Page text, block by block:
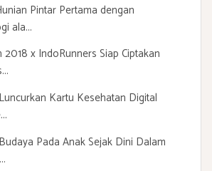
Pintar Pertama dengan
ala...
2018 x IndoRunners Siap Ciptakan
Kartu Kesehatan Digital
Pada Anak Sejak Dini Dalam